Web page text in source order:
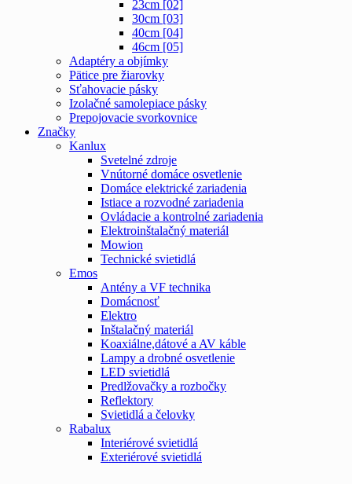
23cm [02]
30cm [03]
40cm [04]
46cm [05]
Adaptéry a objímky
Pätice pre žiarovky
Sťahovacie pásky
Izolačné samolepiace pásky
Prepojovacie svorkovnice
Značky
Kanlux
Svetelné zdroje
Vnútorné domáce osvetlenie
Domáce elektrické zariadenia
Istiace a rozvodné zariadenia
Ovládacie a kontrolné zariadenia
Elektroinštalačný materiál
Mowion
Technické svietidlá
Emos
Antény a VF technika
Domácnosť
Elektro
Inštalačný materiál
Koaxiálne,dátové a AV káble
Lampy a drobné osvetlenie
LED svietidlá
Predlžovačky a rozbočky
Reflektory
Svietidlá a čelovky
Rabalux
Interiérové svietidlá
Exteriérové svietidlá